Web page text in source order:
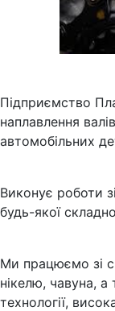
Підприємство
наплавлення
автомобільних
Виконує роботи
будь-якої
Ми працюємо зі
нікелю, чавуна,
технології,